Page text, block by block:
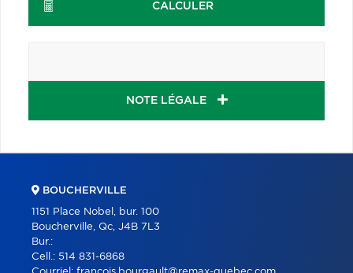
CALCULER
NOTE LÉGALE
BOUCHERVILLE
1151 Place Nobel, bur. 100
Boucherville, Qc, J4B 7L3
Bur.:
Cell.: 514 831-6868